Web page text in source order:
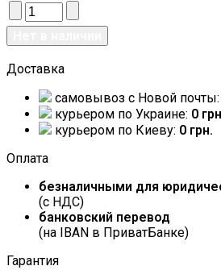
Доставка
самовывоз c Новой почты:
курьером по Украине: 0
курьером по Киеву: 0 грн.
Оплата
безналичными для
(с НДС)
банковский перевод
(на IBAN в ПриватБанке)
Гарантия